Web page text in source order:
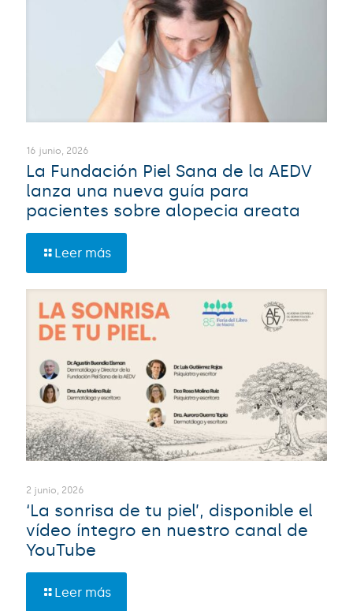
16 junio, 2026
La Fundación Piel Sana de la AEDV
lanza una nueva guía para
pacientes sobre alopecia areata
Leer más
2 junio, 2026
‘La sonrisa de tu piel’, disponible el
vídeo íntegro en nuestro canal de
YouTube
Leer más